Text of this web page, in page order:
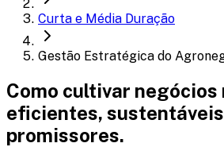
Curta e Média Duração
Gestão Estratégica do
Como cultivar negócios
eficientes,
promissores.